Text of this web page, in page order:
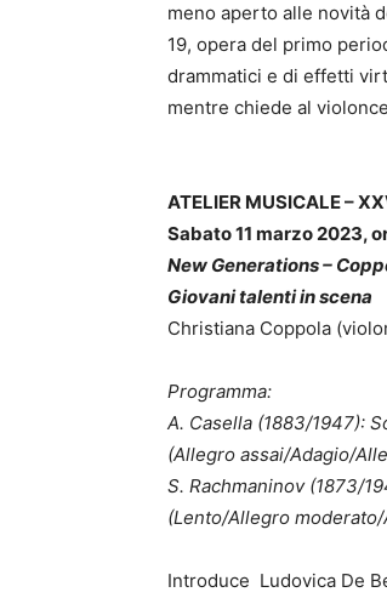
meno aperto alle novità
19, opera del primo
drammatici e di effetti
mentre chiede al
ATELIER MUSICALE –
Sabato 11 marzo 2023,
New Generations –
Giovani talenti in scena
Christiana Coppola
Programma:
A. Casella (1883/1947):
(Allegro assai/Adagio/
S. Rachmaninov (1873/
(Lento/Allegro
Introduce Ludovica De